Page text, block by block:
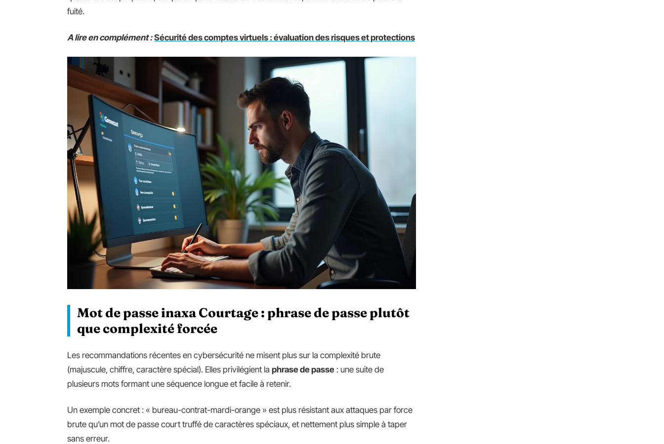
fuité.
A lire en complément : Sécurité des comptes virtuels : évaluation des risques et protections
Mot de passe inaxa Courtage : phrase de passe plutôt
que complexité forcée
Les recommandations récentes en cybersécurité ne misent plus sur la complexité brute
(majuscule, chiffre, caractère spécial). Elles privilégient la phrase de passe : une suite de
plusieurs mots formant une séquence longue et facile à retenir.
Un exemple concret : « bureau-contrat-mardi-orange » est plus résistant aux attaques par force
brute qu’un mot de passe court truffé de caractères spéciaux, et nettement plus simple à taper
sans erreur.